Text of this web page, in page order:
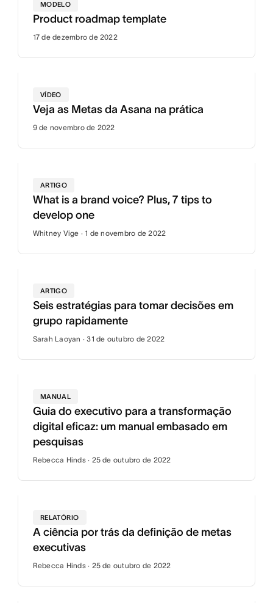
MODELO
Product roadmap template
17 de dezembro de 2022
VÍDEO
Veja as Metas da Asana na prática
9 de novembro de 2022
ARTIGO
What is a brand voice? Plus, 7 tips to
develop one
Whitney Vige · 1 de novembro de 2022
ARTIGO
Seis estratégias para tomar decisões em
grupo rapidamente
Sarah Laoyan · 31 de outubro de 2022
MANUAL
Guia do executivo para a transformação
digital eficaz: um manual embasado em
pesquisas
Rebecca Hinds · 25 de outubro de 2022
RELATÓRIO
A ciência por trás da definição de metas
executivas
Rebecca Hinds · 25 de outubro de 2022